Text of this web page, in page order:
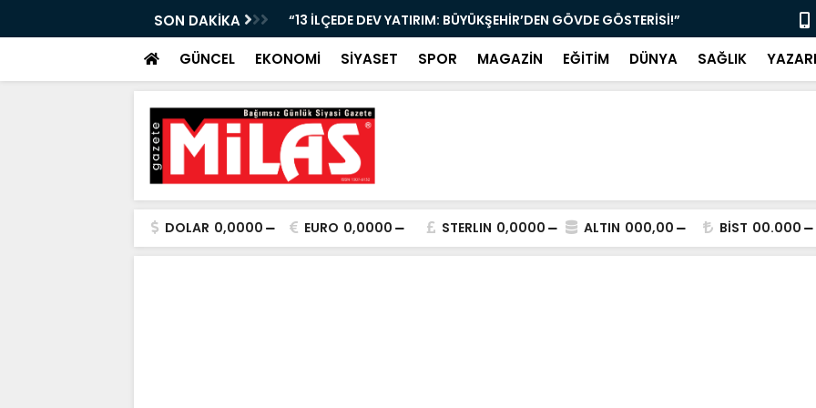
SON DAKİKA
KAYBETTİ, ŞARAMPOLE YUVARLANDI!” “13 İLÇEDE DEV YATIRIM: BÜYÜKŞEHİR’DEN GÖVDE GÖSTERİSİ!”
GÜNCEL EKONOMİ SİYASET SPOR MAGAZİN EĞİTİM DÜNYA SAĞLIK
DOLAR 0,0000 EURO 0,0000 STERLIN 0,0000 ALTIN 000,00 BİST 00.000